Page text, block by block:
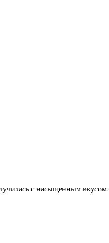
с насыщенным вкусом.